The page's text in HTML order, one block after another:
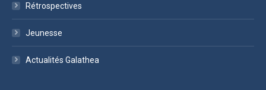
Rétrospectives
Jeunesse
Actualités Galathea